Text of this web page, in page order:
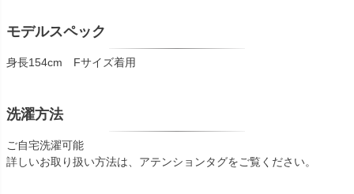
モデルスペック
身長154cm Fサイズ着用
洗濯方法
ご自宅洗濯可能
詳しいお取り扱い方法は、アテンションタグをご覧ください。